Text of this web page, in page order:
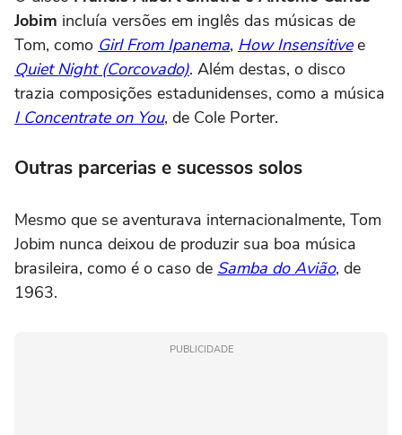
Jobim incluía versões em inglês das músicas de
Tom, como Girl From Ipanema, How Insensitivee
Quiet Night (Corcovado). Além destas, o disco
trazia composições estadunidenses, como a música
I Concentrate on You, de Cole Porter.
Outras parcerias e sucessos solos
Mesmo que se aventurava internacionalmente, Tom
Jobim nunca deixou de produzir sua boa música
brasileira, como é o caso de Samba do Avião, de
1963.
PUBLICIDADE